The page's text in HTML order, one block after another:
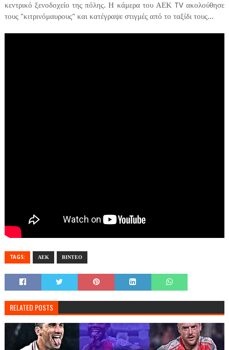
κεντρικό ξενοδοχείο της πόλης. Η κάμερα του ΑΕΚ TV ακολούθησε
τους "κιτρινόμαυρους" και κατέγραψε στιγμές από το ταξίδι τους...
TAGS: ΑΕΚ ΒΙΝΤΕΟ
RELATED POSTS